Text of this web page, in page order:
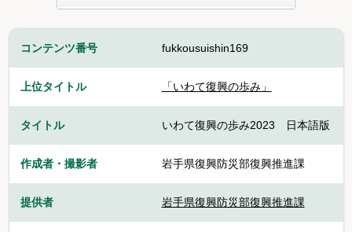
コンテンツ番号 fukkousuishin169
上位タイトル 「いわて復興の歩み」
タイトル いわて復興の歩み2023 日本語版
作成者・撮影者 岩手県復興防災部復興推進課
提供者 岩手県復興防災部復興推進課